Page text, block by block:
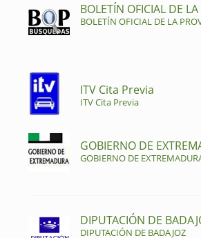
BOLETÍN OFICIAL DE
BOLETÍN OFICIAL DE LA
ITV Cita Previa
ITV Cita Previa
GOBIERNO DE
GOBIERNO DE
DIPUTACIÓN DE
DIPUTACIÓN DE BADAJOZ